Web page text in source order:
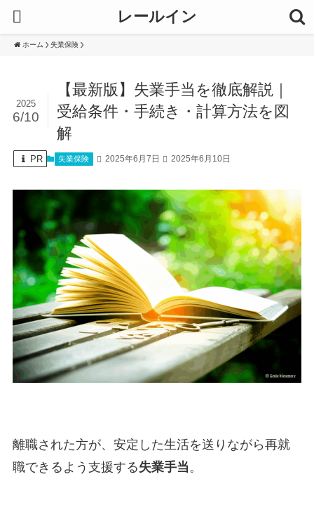
レールイン
ホーム 失業保険
【最新版】失業手当を徹底解説｜
受給条件・手続き・計算方法を図
解
2025
6/10
PR 失業保険 2025年6月7日 2025年6月10日
離職された方が、安定した生活を送りながら再就
職できるよう支援する失業手当 。